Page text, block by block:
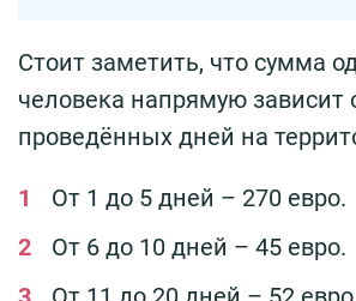
Стоит заметить, что сумма
человека напрямую зависит
проведённых дней на
От 1 до 5 дней – 270 евро.
От 6 до 10 дней – 45 евро.